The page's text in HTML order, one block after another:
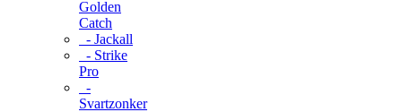
Golden
Catch
- Jackall
- Strike
Pro
-
Svartzonker